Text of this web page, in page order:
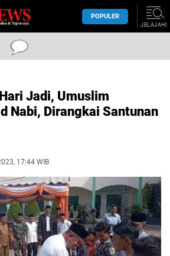
POPULER
JELAJAHI
Jadi, Umuslim
Nabi, Dirangkai Santunan
17:44 WIB